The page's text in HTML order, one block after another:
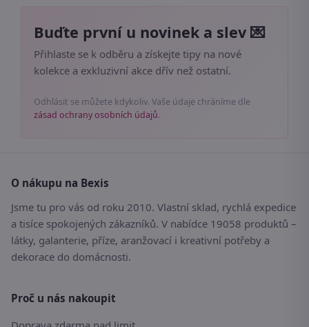
Buďte první u novinek a slev 💌
Přihlaste se k odběru a získejte tipy na nové
kolekce a exkluzivní akce dřív než ostatní.
Odhlásit se můžete kdykoliv. Vaše údaje chráníme dle
zásad ochrany osobních údajů.
O nákupu na Bexis
Jsme tu pro vás od roku 2010. Vlastní sklad, rychlá expedice
a tisíce spokojených zákazníků. V nabídce 19058 produktů –
látky, galanterie, příze, aranžovací i kreativní potřeby a
dekorace do domácnosti.
Proč u nás nakoupit